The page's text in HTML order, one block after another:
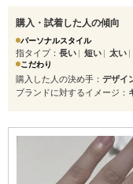
購入・試着した人の傾向
パーソナルスタイル
指タイプ 長い 短い 太い
こだわり
購入した人の決め手 デザイ
ブランドに対するイメージ